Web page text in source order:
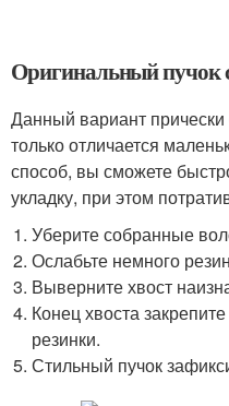
Оригинальный пучок
Данный вариант
только отличается
способ, вы сможете
укладку, при этом
Уберите собранные
Ослабьте немного
Выверните хвост
Конец хвоста
резинки.
Стильный пучок